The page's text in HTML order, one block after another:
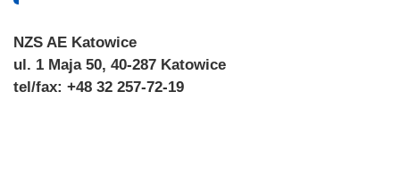
NZS AE Katowice
ul. 1 Maja 50, 40-287 Katowice
tel/fax: +48 32 257-72-19